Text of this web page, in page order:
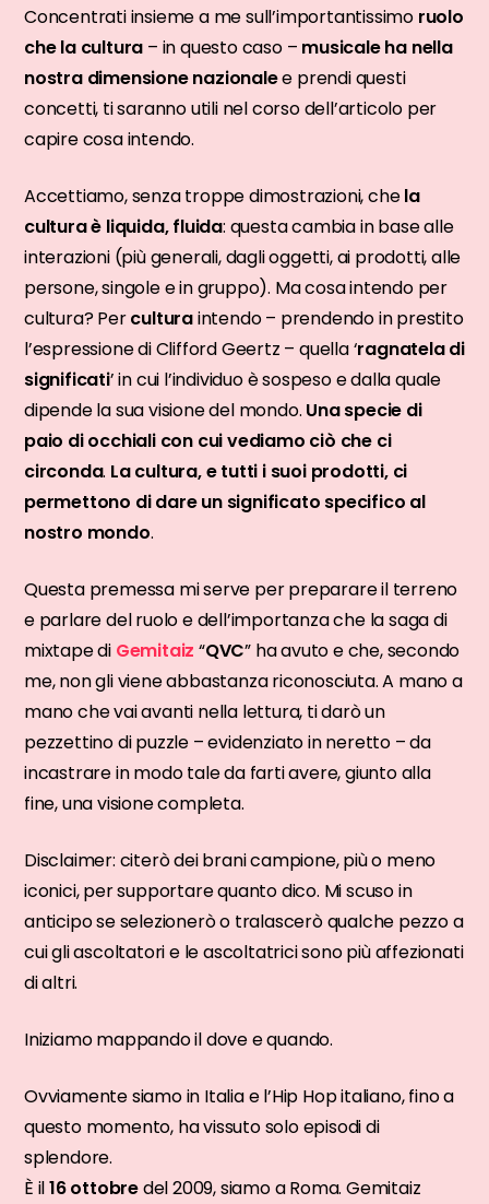
Concentrati insieme a me sull’importantissimo ruolo
che la cultura – in questo caso – musicale ha nella
nostra dimensione nazionalee prendi questi
concetti, ti saranno utili nel corso dell’articolo per
capire cosa intendo.
Accettiamo, senza troppe dimostrazioni, chela
cultura è liquida, fluida: questa cambia in base alle
interazioni (più generali, dagli oggetti, ai prodotti, alle
persone, singole e in gruppo). Ma cosa intendo per
cultura? Perculturaintendo – prendendo in prestito
l’espressione di Clifford Geertz – quella ‘ragnatela di
significati’ in cui l’individuo è sospeso e dalla quale
dipende la sua visione del mondo. Una specie di
paio di occhiali con cui vediamo ciò che ci
circonda. La cultura, e tutti i suoi prodotti, ci
permettono di dare un significato specifico al
nostro mondo.
Questa premessa mi serve per preparare il terreno
e parlare del ruolo e dell’importanza che la saga di
mixtape di Gemitaiz“QVC” ha avuto e che, secondo
me, non gli viene abbastanza riconosciuta. A mano a
mano che vai avanti nella lettura, ti darò un
pezzettino di puzzle – evidenziato in neretto – da
incastrare in modo tale da farti avere, giunto alla
fine, una visione completa.
Disclaimer: citerò dei brani campione, più o meno
iconici, per supportare quanto dico. Mi scuso in
anticipo se selezionerò o tralascerò qualche pezzo a
cui gli ascoltatori e le ascoltatrici sono più affezionati
di altri.
Iniziamo mappando il dove e quando.
Ovviamente siamo in Italia e l’Hip Hop italiano, fino a
questo momento, ha vissuto solo episodi di
splendore.
È il16 ottobredel 2009, siamo a Roma. Gemitaiz